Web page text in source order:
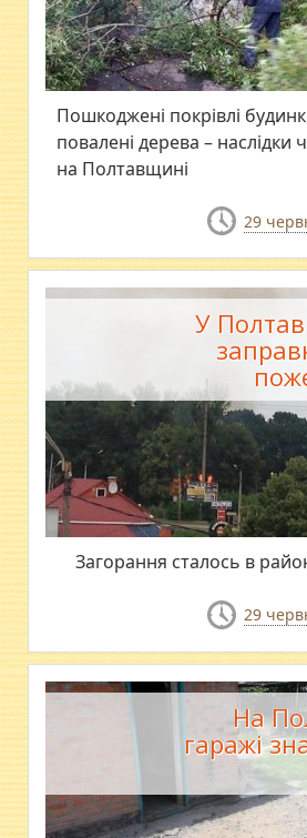
Пошкоджені покрівлі
повалені дерева – наслідки
на Полтавщині
29
У
Загорання сталось в
29
На
гаражі